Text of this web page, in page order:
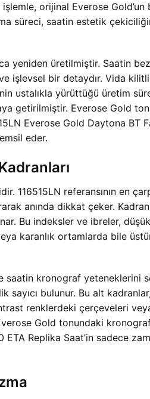
orijinal Everose Gold’un
süreci, saatin estetik
yeniden üretilmiştir. Saatin
işlevsel bir detaydır. Vida
ustalıkla yürüttüğü üretim
getirilmiştir. Everose Gold
Everose Gold Daytona BT
eder.
116515LN referansının en
anında dikkat çeker.
Bu indeksler ve ibreler, düşük
karanlık ortamlarda bile
kronograf yeteneklerini
sayıcı bulunur. Bu alt
renklerdeki çerçeveleri
Gold tonundaki
Replika Saat’in sadece